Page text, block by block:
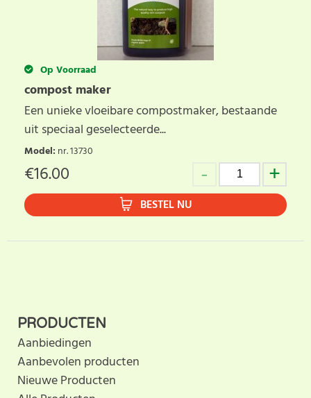
Op Voorraad
compost maker
Een unieke vloeibare compostmaker, bestaande
uit speciaal geselecteerde...
Model: nr. 13730
€16.00
BESTEL NU
PRODUCTEN
Aanbiedingen
Aanbevolen producten
Nieuwe Producten